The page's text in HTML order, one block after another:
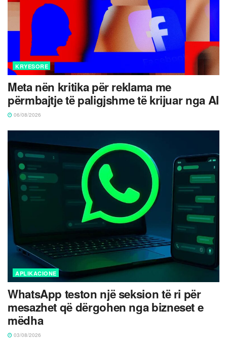
KRYESORE
Meta nën kritika për reklama me
përmbajtje të paligjshme të krijuar nga AI
06/08/2026
APLIKACIONE
WhatsApp teston një seksion të ri për
mesazhet që dërgohen nga bizneset e
mëdha
03/08/2026